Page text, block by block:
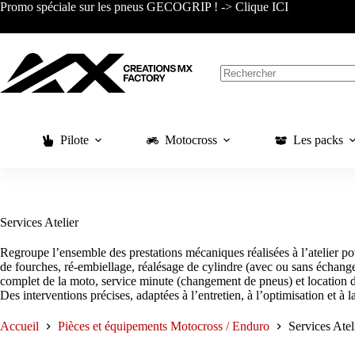
Passer
contenu
Promo spéciale sur les pneus GECOGRIP ! -> Clique ICI
Pilote Motocross Les packs
Services Atelier
Regroupe l’ensemble des prestations mécaniques réalisées à l’atelier
de fourches, ré-embiellage, réalésage de cylindre (avec ou sans
complet de la moto, service minute (changement de pneus) et location
Des interventions précises, adaptées à l’entretien, à l’optimisation et à
Accueil Pièces et équipements Motocross / Enduro Services